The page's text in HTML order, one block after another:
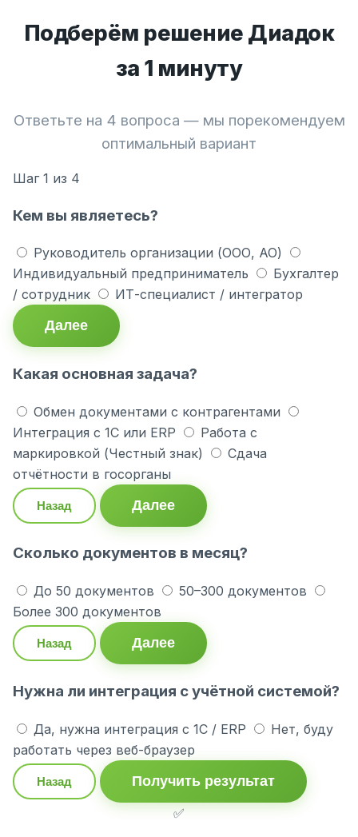
Подберём решение Диадок
за 1 минуту
Ответьте на 4 вопроса — мы порекомендуем
оптимальный вариант
Шаг 1 из 4
Кем вы являетесь?
Руководитель организации (ООО, АО)
Индивидуальный предприниматель
Бухгалтер
/ сотрудник
ИТ-специалист / интегратор
Далее
Какая основная задача?
Обмен документами с контрагентами
Интеграция с 1С или ERP
Работа с
маркировкой (Честный знак)
Сдача
отчётности в госорганы
Назад Далее
Сколько документов в месяц?
До 50 документов
50–300 документов
Более 300 документов
Назад Далее
Нужна ли интеграция с учётной системой?
Да, нужна интеграция с 1С / ERP
Нет, буду
работать через веб-браузер
Назад
Получить результат
✅